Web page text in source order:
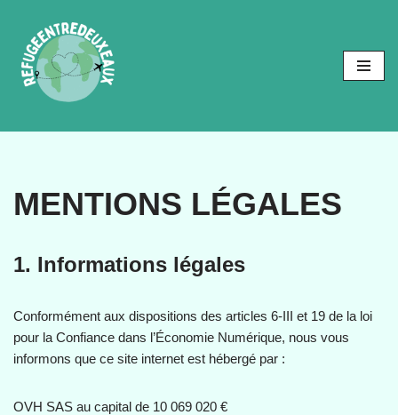
Aller
au
contenu
MENTIONS LÉGALES
1. Informations légales
Conformément aux dispositions des articles 6-III et 19 de la loi
pour la Confiance dans l’Économie Numérique, nous vous
informons que ce site internet est hébergé par :
OVH SAS au capital de 10 069 020 €